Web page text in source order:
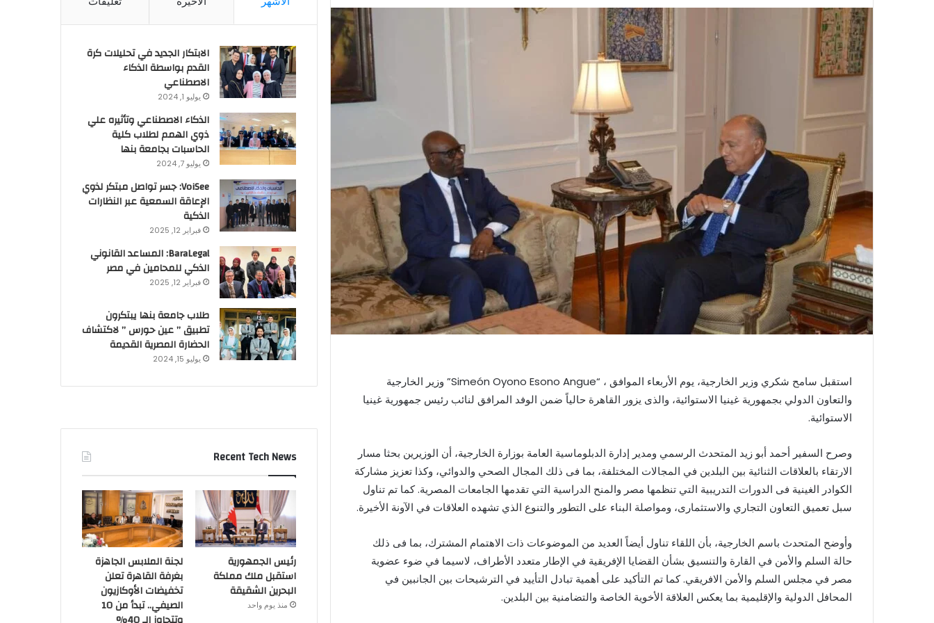
استقبل سامح شكري وزير الخارجية، يوم الأربعاء الموافق ، “Simeón Oyono Esono Angue” وزير الخارجية
والتعاون الدولي بجمهورية غينيا الاستوائية، والذى يزور القاهرة حالياً ضمن الوفد المرافق لنائب رئيس جمهورية غينيا
الاستوائية.
وصرح السفير أحمد أبو زيد المتحدث الرسمي ومدير إدارة الدبلوماسية العامة بوزارة الخارجية، أن الوزيرين بحثا مسار
الارتقاء بالعلاقات الثنائية بين البلدين في المجالات المختلفة، بما فى ذلك المجال الصحي والدوائي، وكذا تعزيز مشاركة
الكوادر الغينية فى الدورات التدريبية التي تنظمها مصر والمنح الدراسية التي تقدمها الجامعات المصرية. كما تم تناول
سبل تعميق التعاون التجاري والاستثمارى، ومواصلة البناء على التطور والتنوع الذي تشهده العلاقات في الآونة الأخيرة.
وأوضح المتحدث باسم الخارجية، بأن اللقاء تناول أيضاً العديد من الموضوعات ذات الاهتمام المشترك، بما فى ذلك
حالة السلم والأمن في القارة والتنسيق بشأن القضايا الإفريقية في الإطار متعدد الأطراف، لاسيما في ضوء عضوية
مصر في مجلس السلم والأمن الافريقي. كما تم التأكيد على أهمية تبادل التأييد في الترشيحات بين الجانبين في
المحافل الدولية والإقليمية بما يعكس العلاقة الأخوية الخاصة والتضامنية بين البلدين.
الابتكار الجديد في تحليلات كرة
القدم بواسطة الذكاء
الاصطناعي
يوليو 1, 2024
الذكاء الاصطناعي وتأثيره علي
ذوي الهمم لطلاب كلية
الحاسبات بجامعة بنها
يوليو 7, 2024
VoiSee: جسر تواصل مبتكر لذوي
الإعاقة السمعية عبر النظارات
الذكية
فبراير 12, 2025
BaraLegal: المساعد القانوني
الذكي للمحامين في مصر
فبراير 12, 2025
طلاب جامعة بنها يبتكرون
تطبيق ” عين حورس ” لاكتشاف
الحضارة المصرية القديمة
يوليو 15, 2024
Recent Tech News
رئيس الجمهورية
استقبل ملك مملكة
البحرين الشقيقة
منذ يوم واحد
لجنة الملابس الجاهزة
بغرفة القاهرة تعلن
تخفيضات الأوكازيون
الصيفي.. تبدأ من 10